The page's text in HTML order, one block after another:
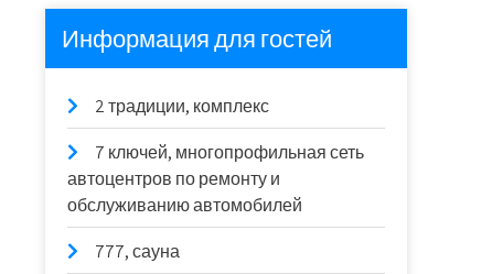
Информация для гостей
2 традиции, комплекс
7 ключей, многопрофильная сеть
автоцентров по ремонту и
обслуживанию автомобилей
777, сауна